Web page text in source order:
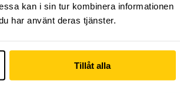
kan i sin tur kombinera informationen
har använt deras tjänster.
Tillåt alla